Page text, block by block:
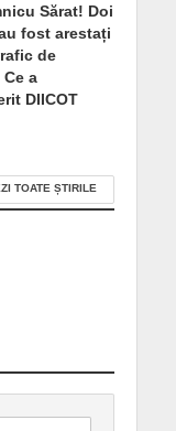
Sărat! Doi
fost arestați
de
a
DIICOT
TOATE ȘTIRILE